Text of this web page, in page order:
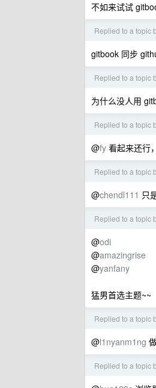
不如来试试
Replied to a topic
gitbook 同步
Replied to a topic
为什么没人用
Replied to a topic
@fy 看起来还行
Replied to a topic
@chendl111 只
Replied to a topic
@odi
@amazingrise
@yanfany
猛男首选主题~~
Replied to a topic
@l1nyanm1ng
Replied to a topic